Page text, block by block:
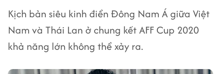
Kịch bản siêu kinh điển Đông Nam Á giữa Việt
Nam và Thái Lan ở chung kết AFF Cup 2020
khả năng lớn không thể xảy ra.